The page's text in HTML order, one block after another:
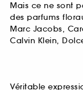
Mais ce ne sont
des parfums
Marc Jacobs,
Calvin Klein,
Véritable